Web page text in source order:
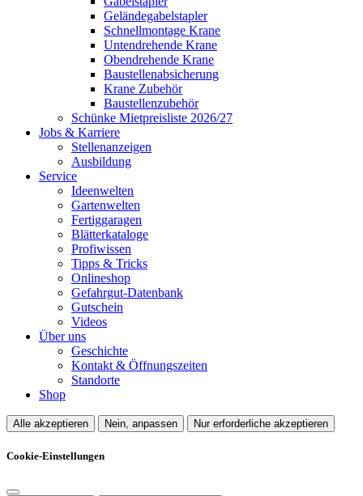
Geländegabelstapler
Schnellmontage Krane
Untendrehende Krane
Obendrehende Krane
Baustellenabsicherung
Krane Zubehör
Baustellenzubehör
Schünke Mietpreisliste 2026/27
Jobs & Karriere
Stellenanzeigen
Ausbildung
Service
Ideenwelten
Gartenwelten
Fertiggaragen
Blätterkataloge
Profiwissen
Tipps & Tricks
Onlineshop
Gefahrgut-Datenbank
Gutschein
Videos
Über uns
Geschichte
Kontakt & Öffnungszeiten
Standorte
Shop
Alle akzeptieren Nein, anpassen Nur erforderliche akzeptieren
Cookie-Einstellungen